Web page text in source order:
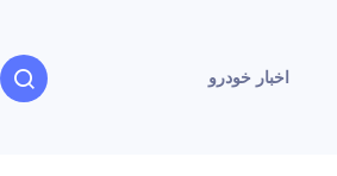
اخبار خودرو